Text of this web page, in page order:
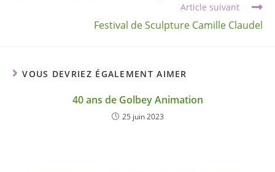
Article suivant
Festival de Sculpture Camille Claudel
VOUS DEVRIEZ ÉGALEMENT AIMER
40 ans de Golbey Animation
25 juin 2023